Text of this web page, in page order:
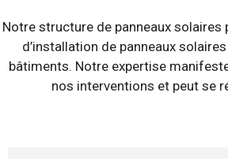
Notre structure de panneaux solaires
d’installation de panneaux
bâtiments. Notre expertise
nos interventions et peut se